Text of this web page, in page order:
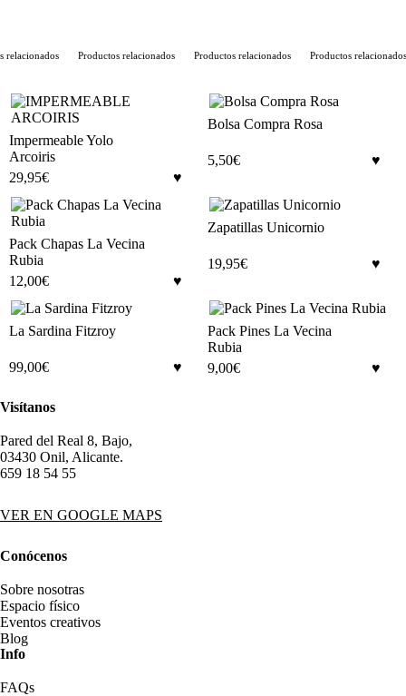
relacionados Productos relacionados Productos relacionados Productos relacionados
Impermeable Yolo
Arcoiris
29,95€
Bolsa Compra Rosa
5,50€
Pack Chapas La Vecina
Rubia
12,00€
Zapatillas Unicornio
19,95€
La Sardina Fitzroy
99,00€
Pack Pines La Vecina
Rubia
9,00€
Visítanos
Pared del Real 8, Bajo,
03430 Onil, Alicante.
659 18 54 55
VER EN GOOGLE MAPS
Conócenos
Sobre nosotras
Espacio físico
Eventos creativos
Blog
Info
FAQs